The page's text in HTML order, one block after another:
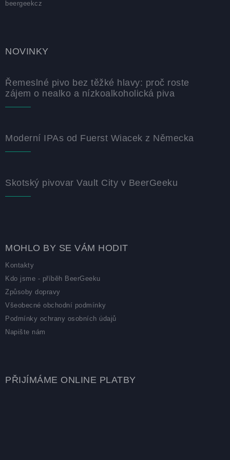
beergeekcz
NOVINKY
Řemeslné pivo bez těžké hlavy: proč roste
zájem o nealko a nízkoalkoholická piva
Moderní IPAs od Fuerst Wiacek z Německa
Skotský pivovar Vault City v BeerGeeku
MOHLO BY SE VÁM HODIT
Kontakty
Kdo jsme - příběh BeerGeeku
Způsoby dopravy
Všeobecné obchodní podmínky
Podmínky ochrany osobních údajů
Napište nám
PŘIJÍMÁME ONLINE PLATBY